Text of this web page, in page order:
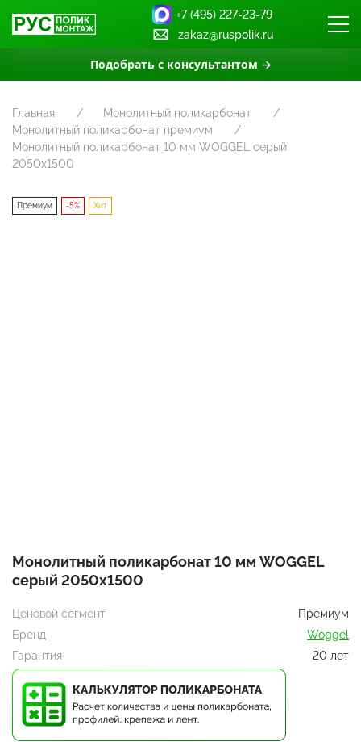
Подобрать с консультантом →
+7 (495) 227-23-79
zakaz@ruspolik.ru
Главная
Монолитный поликарбонат
Монолитный поликарбонат премиум
Монолитный поликарбонат 10 мм WOGGEL серый
2050х1500
Премиум -5% Хит
Монолитный поликарбонат 10 мм WOGGEL
серый 2050х1500
Ценовой сегмент
Премиум
Бренд
Woggel
Гарантия
20 лет